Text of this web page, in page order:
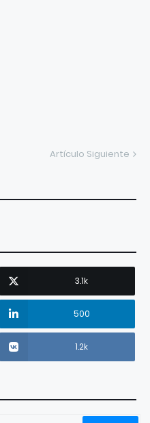
Artículo Siguiente
3.1k
500
1.2k